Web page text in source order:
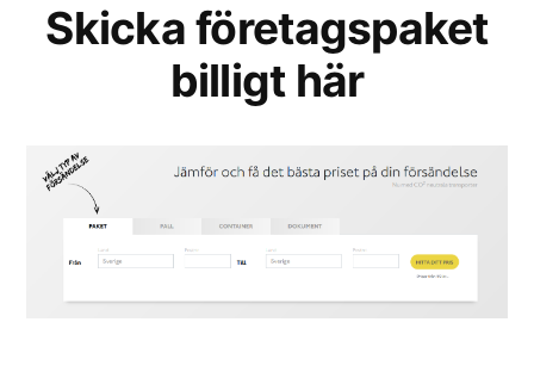
Skicka företagspaket
billigt här